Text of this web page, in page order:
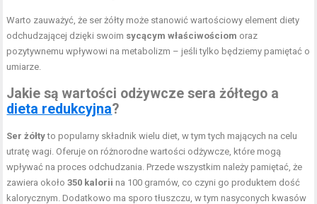
Warto zauważyć, że ser żółty może stanowić wartościowy element diety
odchudzającej dzięki swoim sycącym właściwościom oraz
pozytywnemu wpływowi na metabolizm – jeśli tylko będziemy pamiętać o
umiarze.
Jakie są wartości odżywcze sera żółtego a
dieta redukcyjna?
Ser żółtyto popularny składnik wielu diet, w tym tych mających na celu
utratę wagi. Oferuje on różnorodne wartości odżywcze, które mogą
wpływać na proces odchudzania. Przede wszystkim należy pamiętać, że
zawiera około350 kalorii na 100 gramów, co czyni go produktem dość
kalorycznym. Dodatkowo ma sporo tłuszczu, w tym nasyconych kwasów